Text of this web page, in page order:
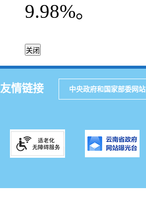
9.98%。
友情链接 中央政府和国家部委网站